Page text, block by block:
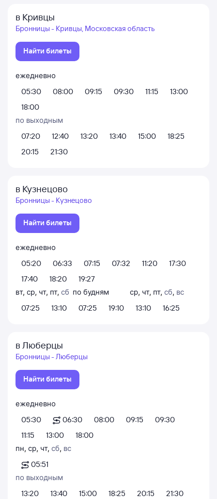
в Кривцы
Бронницы - Кривцы, Московская область
Найти билеты
ежедневно
05:30
08:00 09:15 09:30 11:15
13:00
18:00
по выходным
07:20
12:40 13:20 13:40 15:00
18:25
20:15
21:30
в Кузнецово
Бронницы - Кузнецово
Найти билеты
ежедневно
05:20
06:33 07:15 07:32 11:20
17:30
17:40
18:20
19:27
вт, ср, чт, пт, сб
07:25
13:10
по будням
07:25
19:10
ср, чт, пт, сб, вс
13:10
16:25
в Люберцы
Бронницы - Люберцы
Найти билеты
ежедневно
05:30
06:30 08:00 09:15
09:30
11:15
13:00
18:00
пн, ср, чт, сб, вс
05:51
по выходным
13:20
13:40 15:00 18:25 20:15 21:30